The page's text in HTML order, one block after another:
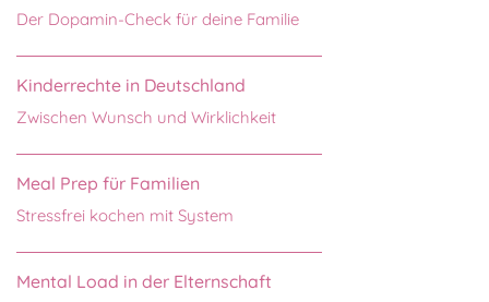
Der Dopamin-Check für deine Familie
Kinderrechte in Deutschland
Zwischen Wunsch und Wirklichkeit
Meal Prep für Familien
Stressfrei kochen mit System
Mental Load in der Elternschaft